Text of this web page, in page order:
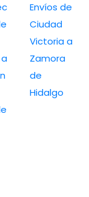
Envíos de
Ciudad
Victoria a
Zamora
de
Hidalgo